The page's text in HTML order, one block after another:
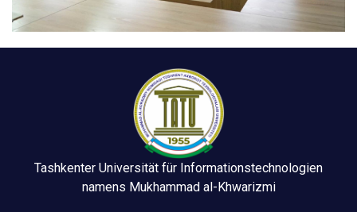
Tashkenter Universität für Informationstechnologien
namens Mukhammad al-Khwarizmi